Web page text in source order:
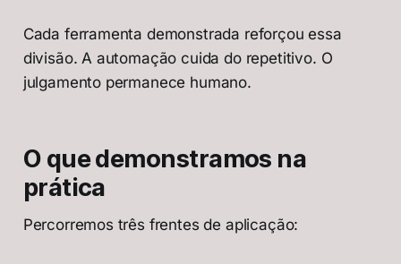
Cada ferramenta demonstrada reforçou essa
divisão. A automação cuida do repetitivo. O
julgamento permanece humano.
O que demonstramos na
prática
Percorremos três frentes de aplicação: